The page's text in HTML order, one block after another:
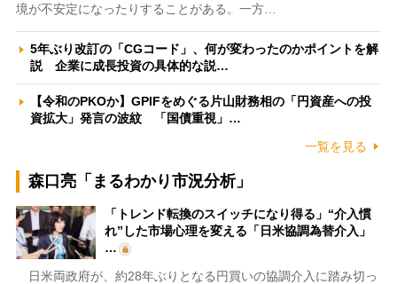
境が不安定になったりすることがある。一方…
5年ぶり改訂の「CGコード」、何が変わったのかポイントを解
説 企業に成長投資の具体的な説…
【令和のPKOか】GPIFをめぐる片山財務相の「円資産への投
資拡大」発言の波紋 「国債重視」…
一覧を見る
森口亮「まるわかり市況分析」
「トレンド転換のスイッチになり得る」“介入慣
れ”した市場心理を変える「日米協調為替介入」
…
日米両政府が、約28年ぶりとなる円買いの協調介入に踏み切っ